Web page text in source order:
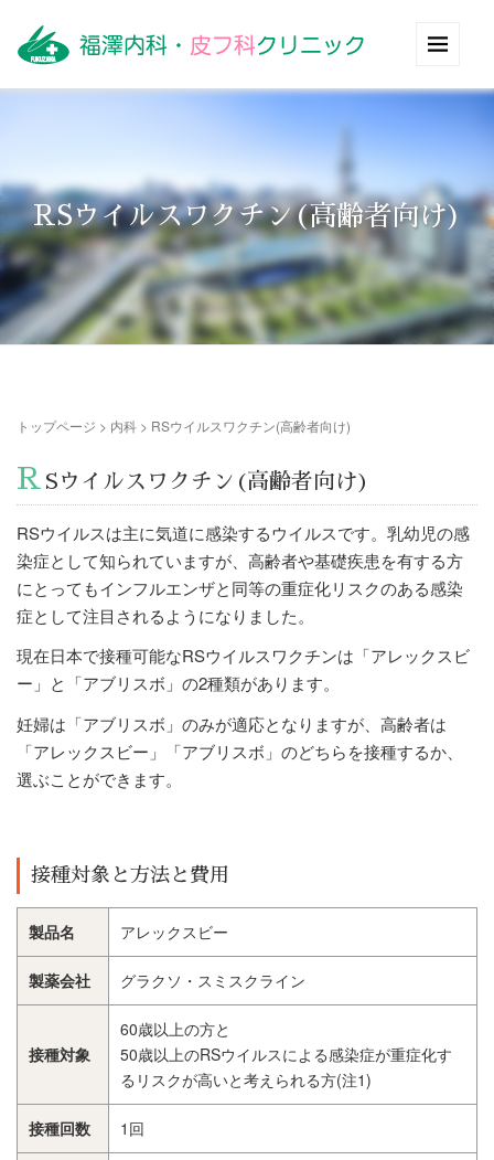
RSウイルスワクチン(高齢者向け)
トップページ > 内科 > RSウイルスワクチン(高齢者向け)
R Sウイルスワクチン(高齢者向け)
RSウイルスは主に気道に感染するウイルスです。乳幼児の感
染症として知られていますが、高齢者や基礎疾患を有する方
にとってもインフルエンザと同等の重症化リスクのある感染
症として注目されるようになりました。
現在日本で接種可能なRSウイルスワクチンは「アレックスビ
ー」と「アブリスボ」の2種類があります。
妊婦は「アブリスボ」のみが適応となりますが、高齢者は
「アレックスビー」「アブリスボ」のどちらを接種するか、
選ぶことができます。
接種対象と方法と費用
製品名 アレックスビー
製薬会社 グラクソ・スミスクライン
接種対象
60歳以上の方と
50歳以上のRSウイルスによる感染症が重症化す
るリスクが高いと考えられる方(注1)
接種回数 1回